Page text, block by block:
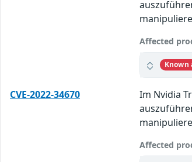
Affected
Known
CVE-2022-34670
Im Nvidia
Affected